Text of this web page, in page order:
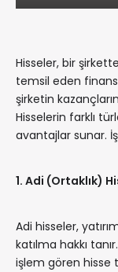
Hisseler, bir
temsil eden
şirketin
Hisselerin farklı
avantajlar sunar.
1. Adi (Ortaklık)
Adi hisseler,
katılma hakkı
işlem gören hisse